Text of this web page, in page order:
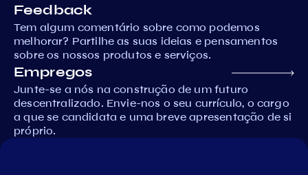
Feedback
Tem algum comentário sobre como podemos
melhorar? Partilhe as suas ideias e pensamentos
sobre os nossos produtos e serviços.
Empregos
Junte-se a nós na construção de um futuro
descentralizado. Envie-nos o seu currículo, o cargo
a que se candidata e uma breve apresentação de si
próprio.